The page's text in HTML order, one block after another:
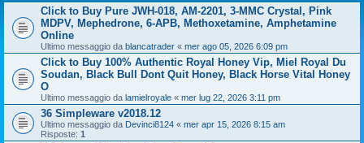
Click to Buy Pure JWH-018, AM-2201, 3-MMC Crystal, Pink
MDPV, Mephedrone, 6-APB, Methoxetamine, Amphetamine
Online
Ultimo messaggio da blancatrader « mer ago 05, 2026 6:09 pm
Click to Buy 100% Authentic Royal Honey Vip, Miel Royal Du
Soudan, Black Bull Dont Quit Honey, Black Horse Vital Honey
O
Ultimo messaggio da lamielroyale « mer lug 22, 2026 3:11 pm
36 Simpleware v2018.12
Ultimo messaggio da Devinci8124 « mer apr 15, 2026 8:15 am
Risposte: 1